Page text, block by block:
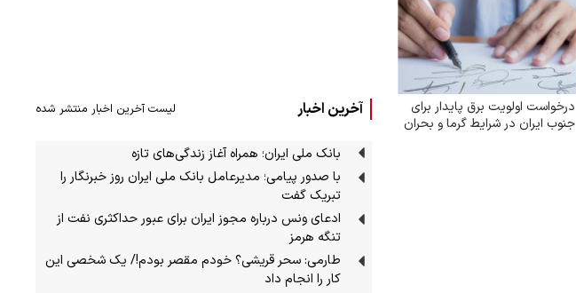
درخواست اولویت برق پایدار برای
جنوب ایران در شرایط گرما و بحران
آخرین اخبار لیست آخرین اخبار منتشر شده
بانک ملی ایران؛ همراه آغاز زندگی‌های تازه
با صدور پیامی؛ مدیرعامل بانک ملی ایران روز خبرنگار را
تبریک گفت
ادعای ونس درباره مجوز ایران برای عبور حداکثری نفت از
تنگه هرمز
طارمی: سحر قریشی؟ خودم مقصر بودم!/ یک شخصی این
کار را انجام داد